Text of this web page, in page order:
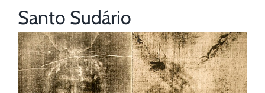
Santo Sudário